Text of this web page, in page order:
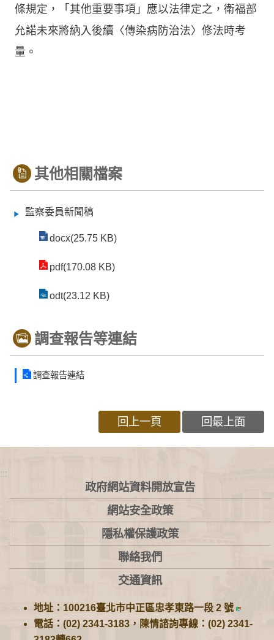
條規定，「其他重要事項」應以法律定之，衛福部
允諾未來將納入後續〈傳染病防治法〉修法時考
量。
其他相關檔案
監察委員新聞稿
docx(25.75 KB)
pdf(170.08 KB)
odt(23.12 KB)
調查報告等連結
調查報告連結
回上一頁 回最上面
:::
政府網站資料開放宣告
網站安全政策
隱私權保護政策
聯絡我們
交通資訊
地址：100216臺北市中正區忠孝東路一段 2 號
電話：(02) 2341-3183，陳情諮詢專線：(02) 2341-